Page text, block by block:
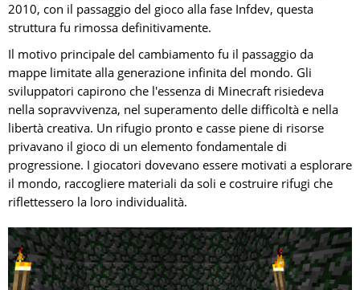
2010, con il passaggio del gioco alla fase Infdev, questa
struttura fu rimossa definitivamente.
Il motivo principale del cambiamento fu il passaggio da
mappe limitate alla generazione infinita del mondo. Gli
sviluppatori capirono che l'essenza di Minecraft risiedeva
nella sopravvivenza, nel superamento delle difficoltà e nella
libertà creativa. Un rifugio pronto e casse piene di risorse
privavano il gioco di un elemento fondamentale di
progressione. I giocatori dovevano essere motivati a esplorare
il mondo, raccogliere materiali da soli e costruire rifugi che
riflettessero la loro individualità.